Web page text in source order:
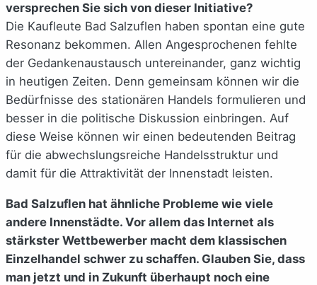
versprechen Sie sich von dieser Initiative?
Die Kaufleute Bad Salzuflen haben spontan eine gute
Resonanz bekommen. Allen Angesprochenen fehlte
der Gedankenaustausch untereinander, ganz wichtig
in heutigen Zeiten. Denn gemeinsam können wir die
Bedürfnisse des stationären Handels formulieren und
besser in die politische Diskussion einbringen. Auf
diese Weise können wir einen bedeutenden Beitrag
für die abwechslungsreiche Handelsstruktur und
damit für die Attraktivität der Innenstadt leisten.
Bad Salzuflen hat ähnliche Probleme wie viele
andere Innenstädte. Vor allem das Internet als
stärkster Wettbewerber macht dem klassischen
Einzelhandel schwer zu schaffen. Glauben Sie, dass
man jetzt und in Zukunft überhaupt noch eine